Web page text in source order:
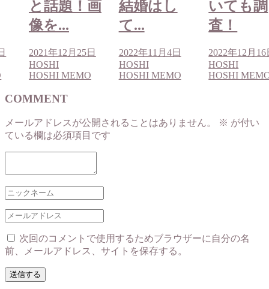
と話題！画
像を...
2021年12月25日
HOSHI
HOSHI MEMO
結婚はし
て...
2022年11月4日
HOSHI
HOSHI MEMO
いても調
査！
2022年12月16
HOSHI
HOSHI
COMMENT
メールアドレスが公開されることはありません。 ※ が付い
ている欄は必須項目です
次回のコメントで使用するためブラウザーに自分の名
前、メールアドレス、サイトを保存する。